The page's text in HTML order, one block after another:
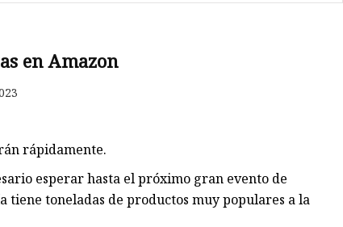
en Amazon
rápidamente.
esperar hasta el próximo gran evento de
tiene toneladas de productos muy populares a la